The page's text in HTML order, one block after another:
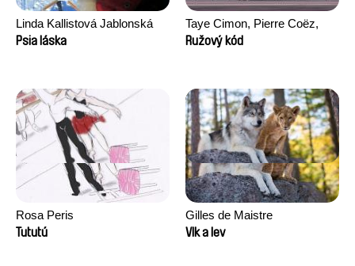
Linda Kallistová Jablonská
Psia láska
Taye Cimon, Pierre Coëz,
Julie Groux, Sandra Leydier,
Ružový kód
Rosa Peris
Tututú
Gilles de Maistre
Vlk a lev